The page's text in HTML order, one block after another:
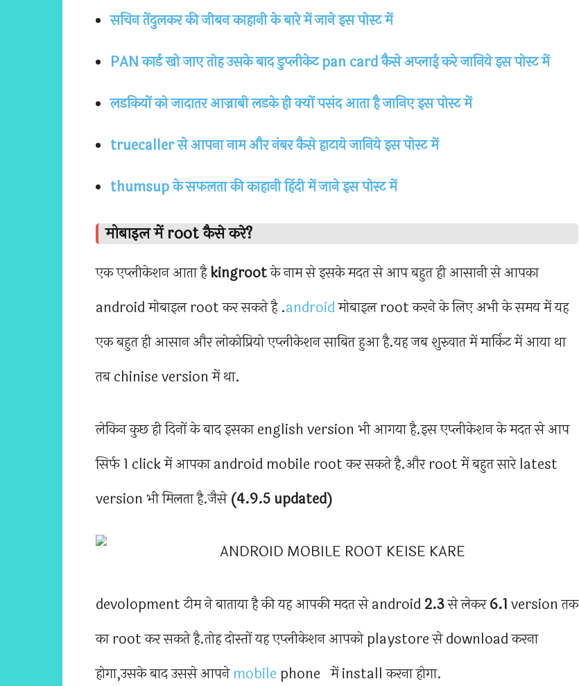
सचिन तेंदुलकर की जीबन काहानी के बारे में जाने इस पोस्ट में
PAN कार्ड खो जाए तोह उसके बाद डुप्लीकेट pan card कैसे अप्लाई करे जानिये इस पोस्ट में
लडकियों को जादातर आज्नाबी लडके ही क्यों पसंद आता है जानिए इस पोस्ट में
truecaller से आपना नाम और नंबर कैसे हाटाये जानिये इस पोस्ट में
thumsup के सफलता की काहानी हिंदी में जाने इस पोस्ट में
मोबाइल में root कैसे करे?
एक एप्लीकेशन आता हैkingrootके नाम से इसके मदत से आप बहुत ही आसानी से आपका
android मोबाइल root कर सकते है .androidमोबाइल root करने के लिए अभी के समय में यह
एक बहुत ही आसान और लोकोप्रियो एप्लीकेशन साबित हुआ है.यह जब शुरुवात में मार्किट में आया था
तब chinise version में था.
लेकिन कुछ ही दिनों के बाद इसका english version भी आगया है.इस एप्लीकेशन के मदत से आप
सिर्फ 1 click में आपका android mobile root कर सकते है.और root में बहुत सारे latest
version भी मिलता है.जैसे(4.9.5 updated)
devolopment टीम ने बाताया है की यह आपकी मदत से android 2.3से लेकर6.1version तक
का root कर सकते है.तोह दोस्तों यह एप्लीकेशन आपको playstore से download करना
होगा,उसके बाद उससे आपनेmobile phone में install करना होगा.